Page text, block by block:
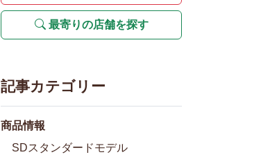
最寄りの店舗を探す
記事カテゴリー
商品情報
SDスタンダードモデル